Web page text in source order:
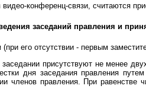
конференц-связи, считаются
заседаний правления и
его отсутствии - первым
присутствуют не менее
дня заседания правления
членов правления. При равенстве